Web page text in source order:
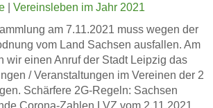
|Vereinsleben im Jahr 2021
am 7.11.2021 muss wegen der
vom Land Sachsen ausfallen. Am
wir einen Anruf der Stadt Leipzig das
/ Veranstaltungen im Vereinen der 2
Schärfere 2G-Regeln: Sachsen
Corona-Zahlen LVZ vom 2.11.2021